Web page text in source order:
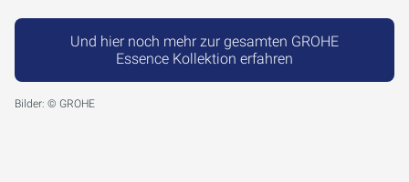
Und hier noch mehr zur gesamten GROHE
Essence Kollektion erfahren
Bilder: © GROHE